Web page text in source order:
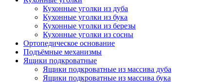
Кухонные уголки из дуба
Кухонные уголки из бука
Кухонные уголки из березы
Кухонные уголки из сосны
Ортопедическое основание
Подъёмные механизмы
Ящики подкроватные
Ящики подкроватные из массива дуба
Ящики подкроватные из массива бука